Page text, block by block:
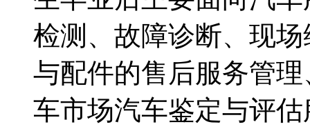
检测、故障诊断、现
与配件的售后服务管
车市场汽车鉴定与评